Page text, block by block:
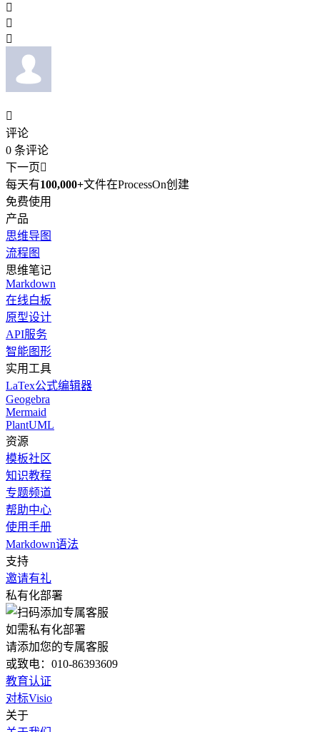




评论
0 条评论
下一页
每天有100,000+文件在ProcessOn创建
免费使用
产品
思维导图
流程图
思维笔记
Markdown
在线白板
原型设计
API服务
智能图形
实用工具
LaTex公式编辑器
Geogebra
Mermaid
PlantUML
资源
模板社区
知识教程
专题频道
帮助中心
使用手册
Markdown语法
支持
邀请有礼
私有化部署
如需私有化部署
请添加您的专属客服
或致电：010-86393609
教育认证
对标Visio
关于